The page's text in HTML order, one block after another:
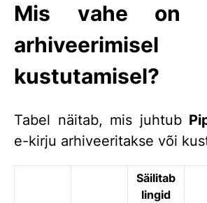
Mis vahe on
kustutamisel?
Tabel näitab, mis juhtub
e-kirju arhiveeritakse või
Säilitab
lingid